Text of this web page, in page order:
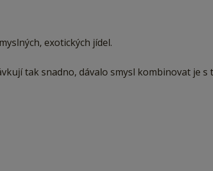
exotických jídel.
tak snadno, dávalo smysl kombinovat je